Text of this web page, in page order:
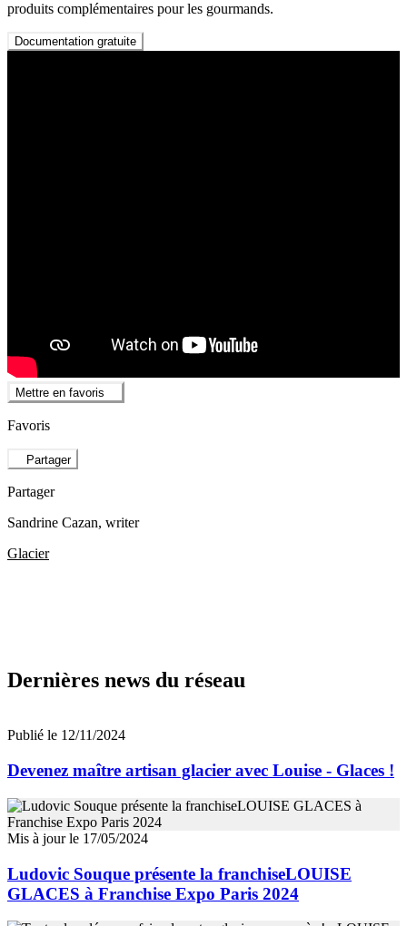
produits complémentaires pour les gourmands.
Documentation gratuite
Mettre en favoris
Favoris
Partager
Partager
Sandrine Cazan, writer
Glacier
Dernières news du réseau
Publié le 12/11/2024
Devenez maître artisan glacier avec Louise - Glaces !
Mis à jour le 17/05/2024
Ludovic Souque présente la franchiseLOUISE
GLACES à Franchise Expo Paris 2024